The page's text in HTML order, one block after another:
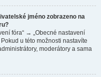
jméno zobrazeno na
fóra“ → „Obecné nastavení
Pokud u této možnosti nastavíte
moderátory a sama